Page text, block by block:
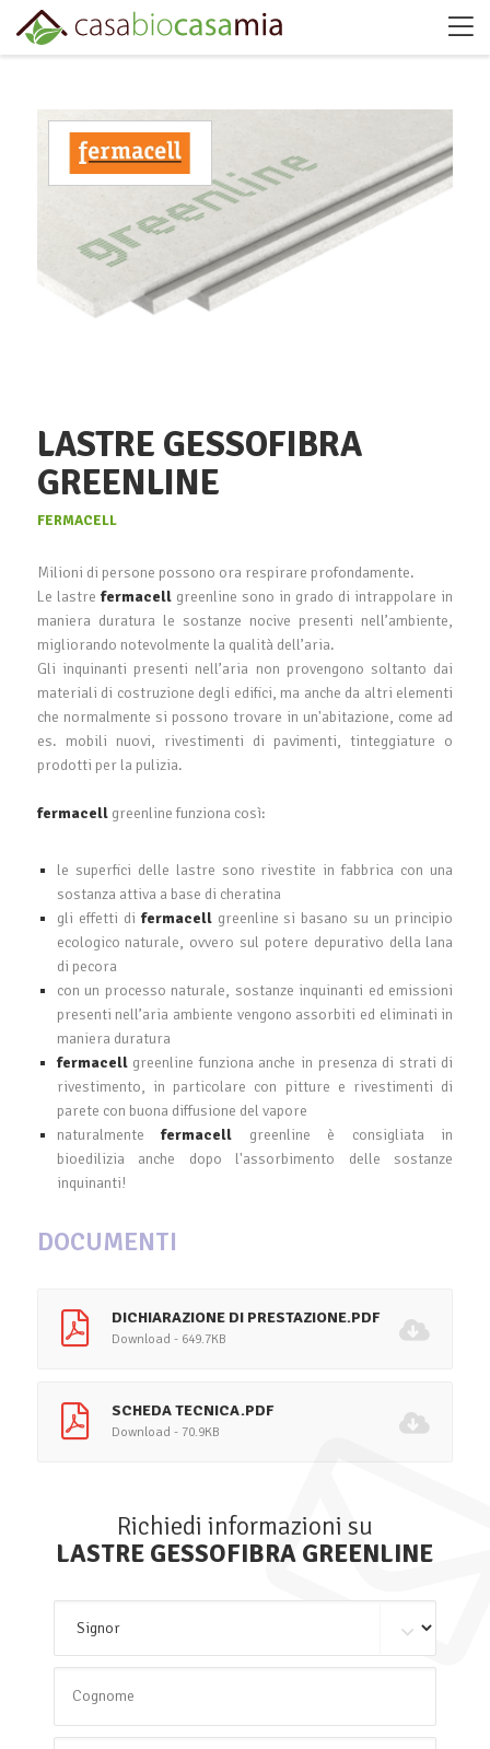
LASTRE GESSOFIBRA
GREENLINE
FERMACELL
Milioni di persone possono ora respirare profondamente.
Le lastre fermacell greenline sono in grado di intrappolare in
maniera duratura le sostanze nocive presenti nell’ambiente,
migliorando notevolmente la qualità dell’aria.
Gli inquinanti presenti nell’aria non provengono soltanto dai
materiali di costruzione degli edifici, ma anche da altri elementi
che normalmente si possono trovare in un'abitazione, come ad
es. mobili nuovi, rivestimenti di pavimenti, tinteggiature o
prodotti per la pulizia.
fermacell greenline funziona così:
le superfici delle lastre sono rivestite in fabbrica con una
sostanza attiva a base di cheratina
gli effetti di fermacellgreenline si basano su un principio
ecologico naturale, ovvero sul potere depurativo della lana
di pecora
con un processo naturale, sostanze inquinanti ed emissioni
presenti nell’aria ambiente vengono assorbiti ed eliminati in
maniera duratura
fermacell greenline funziona anche in presenza di strati di
rivestimento, in particolare con pitture e rivestimenti di
parete con buona diffusione del vapore
naturalmentefermacell greenline è consigliata in
bioedilizia anche dopo l'assorbimento delle sostanze
inquinanti!
DOCUMENTI
DICHIARAZIONE DI PRESTAZIONE.PDF
Download - 649.7KB
SCHEDA TECNICA.PDF
Download - 70.9KB
Richiedi informazioni su
LASTRE GESSOFIBRA GREENLINE